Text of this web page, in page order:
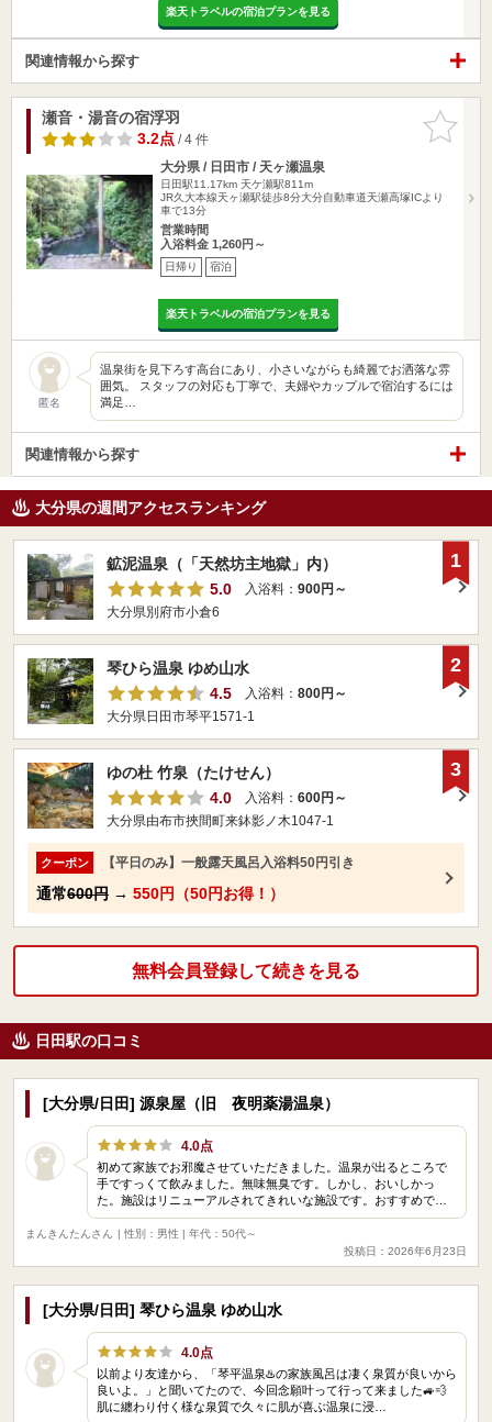
楽天トラベルの宿泊プランを見る
関連情報から探す
お気に入
りに追加
瀬音・湯音の宿浮羽
3.2点/ 4 件
大分県 / 日田市 / 天ヶ瀬温泉
日田駅11.17km 天ケ瀬駅811m
JR久大本線天ヶ瀬駅徒歩8分大分自動車道天瀬高塚ICより
車で13分
営業時間
入浴料金 1,260円～
日帰り 宿泊
楽天トラベルの宿泊プランを見る
匿名
温泉街を見下ろす高台にあり、小さいながらも綺麗でお洒落な雰
囲気。 スタッフの対応も丁寧で、夫婦やカップルで宿泊するには
満足…
関連情報から探す
大分県の週間アクセスランキング
鉱泥温泉（「天然坊主地獄」内）
5.0
入浴料： 900円～
大分県別府市小倉6
1
琴ひら温泉 ゆめ山水
4.5
入浴料： 800円～
大分県日田市琴平1571-1
2
ゆの杜 竹泉（たけせん）
4.0
入浴料： 600円～
大分県由布市挾間町来鉢影ノ木1047-1
クーポン 【平日のみ】一般露天風呂入浴料50円引き
通常600円 → 550円（50円お得！）
3
無料会員登録して続きを見る
日田駅の口コミ
[大分県/日田] 源泉屋（旧 夜明薬湯温泉）
4.0点
初めて家族でお邪魔させていただきました。温泉が出るところで
手ですっくて飲みました。無味無臭です。しかし、おいしかっ
た。施設はリニューアルされてきれいな施設です。おすすめで…
まんきんたんさん
| 性別：男性 | 年代：50代～
投稿日：2026年6月23日
[大分県/日田] 琴ひら温泉 ゆめ山水
4.0点
以前より友達から、「琴平温泉♨️の家族風呂は凄く泉質が良いから
良いよ。」と聞いてたので、今回念願叶って行って来ました🚙💨
肌に纏わり付く様な泉質で久々に肌が喜ぶ温泉に浸…